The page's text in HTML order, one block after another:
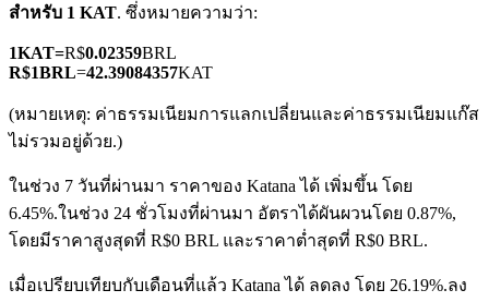
ฟิวเจอร์ส USDC
สำหรับ 1 KAT. ซึ่งหมายความว่า:
1KAT=R$0.02359BRL
R$1BRL=42.39084357KAT
(หมายเหตุ: ค่าธรรมเนียมการแลกเปลี่ยนและค่าธรรมเนียมแก๊ส
ไม่รวมอยู่ด้วย.)
ในช่วง 7 วันที่ผ่านมา ราคาของ Katana ได้ เพิ่มขึ้น โดย
6.45%.ในช่วง 24 ชั่วโมงที่ผ่านมา อัตราได้ผันผวนโดย 0.87%,
โดยมีราคาสูงสุดที่ R$0 BRL และราคาต่ำสุดที่ R$0 BRL.
เมื่อเปรียบเทียบกับเดือนที่แล้ว Katana ได้ ลดลง โดย 26.19%.ลง